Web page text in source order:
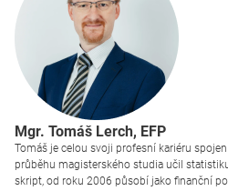
Mgr. Tomáš Lerch, EFP
Tomáš je celou svoji profesní kariéru
průběhu magisterského studia učil
skript, od roku 2006 působí jako finanční